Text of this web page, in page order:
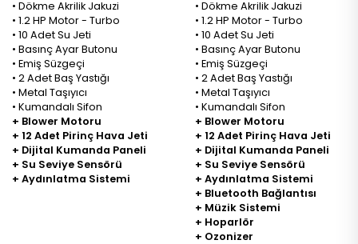
• Dökme Akrilik Jakuzi
• 1.2 HP Motor - Turbo
• 10 Adet Su Jeti
• Basınç Ayar Butonu
• Emiş Süzgeçi
• 2 Adet Baş Yastığı
• Metal Taşıyıcı
• Kumandalı Sifon
+ Blower Motoru
+ 12 Adet Pirinç Hava Jeti
+ Dijital Kumanda Paneli
+ Su Seviye Sensörü
+ Aydınlatma Sistemi
• Dökme Akrilik Jakuzi
• 1.2 HP Motor - Turbo
• 10 Adet Su Jeti
• Basınç Ayar Butonu
• Emiş Süzgeçi
• 2 Adet Baş Yastığı
• Metal Taşıyıcı
• Kumandalı Sifon
+ Blower Motoru
+ 12 Adet Pirinç Hava Jeti
+ Dijital Kumanda Paneli
+ Su Seviye Sensörü
+ Aydınlatma Sistemi
+ Bluetooth Bağlantısı
+ Müzik Sistemi
+ Hoparlör
+ Ozonizer